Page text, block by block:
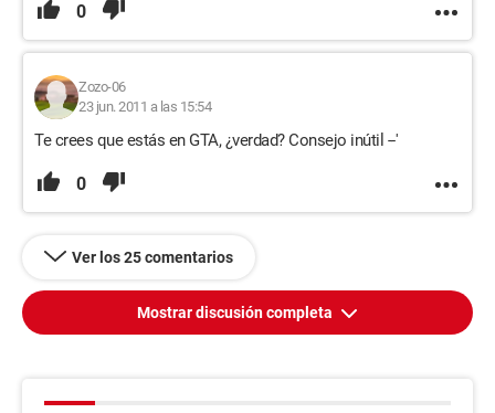
0
Zozo-06
23 jun. 2011 a las 15:54
Te crees que estás en GTA, ¿verdad? Consejo inútil --'
0
Ver los 25 comentarios
Mostrar discusión completa